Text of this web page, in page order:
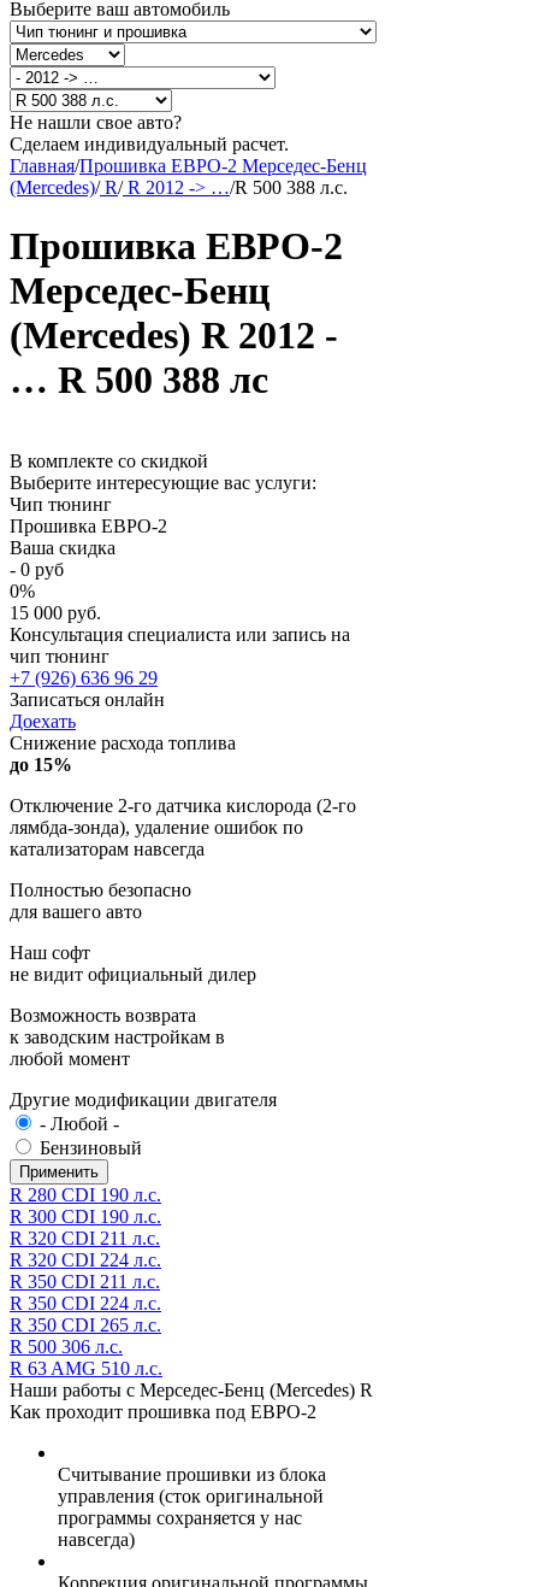
Выберите ваш автомобиль
Не нашли свое авто?
Сделаем индивидуальный расчет.
Главная/Прошивка ЕВРО-2 Мерседес-Бенц
(Mercedes)/R/R 2012 -> …/R 500 388 л.с.
Прошивка ЕВРО-2
Мерседес-Бенц
(Mercedes) R 2012 -
… R 500 388 лс
В комплекте со скидкой
Выберите интересующие вас услуги:
Чип тюнинг
Прошивка ЕВРО-2
Ваша скидка
- 0 руб
0%
15 000 руб.
Консультация специалиста или запись на
чип тюнинг
+7 (926) 636 96 29
Записаться онлайн
Доехать
Снижение расхода топлива
до 15%
Отключение 2-го датчика кислорода (2-го
лямбда-зонда), удаление ошибок по
катализаторам навсегда
Полностью безопасно
для вашего авто
Наш софт
не видит официальный дилер
Возможность возврата
к заводским настройкам в
любой момент
Другие модификации двигателя
- Любой -
Бензиновый
R 280 CDI 190 л.с.
R 300 CDI 190 л.с.
R 320 CDI 211 л.с.
R 320 CDI 224 л.с.
R 350 CDI 211 л.с.
R 350 CDI 224 л.с.
R 350 CDI 265 л.с.
R 500 306 л.с.
R 63 AMG 510 л.с.
Наши работы с Мерседес-Бенц (Mercedes) R
Как проходит прошивка под ЕВРО-2
Считывание прошивки из блока
управления (сток оригинальной
программы сохраняется у нас
навсегда)
Коррекция оригинальной программы